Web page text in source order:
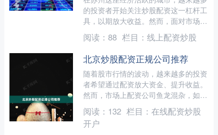
的投资者开始关注炒股配资这一杠杆工
具，以期放大收益。然而，面对市场上
琳琅满目的配资公司，如何选择一家安
全、正规、可靠的服务商，....
阅读： 88 栏目： 线上配资炒股
北京炒股配资正规公司推荐
随着股市行情的波动，越来越多的投资
者希望通过配资放大资金、提升收益。
然而，市场上配资公司鱼龙混杂，如何
在北京找到一家**正规、安全、透明**
的配资公司，成为许多....
阅读： 132 栏目： 在线配资炒股
开户